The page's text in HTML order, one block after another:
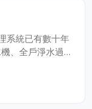
如
板
系統已有數十年
、全戶淨水過
統規劃及安
及需求規劃最